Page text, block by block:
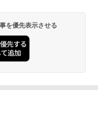
を優先表示させる